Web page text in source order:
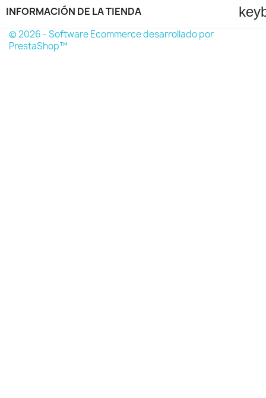
INFORMACIÓN DE LA TIENDA
© 2026 - Software Ecommerce desarrollado por
PrestaShop™